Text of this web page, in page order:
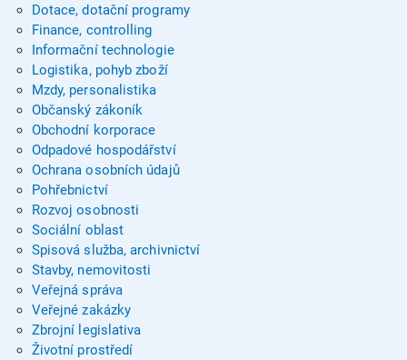
Dotace, dotační programy
Finance, controlling
Informační technologie
Logistika, pohyb zboží
Mzdy, personalistika
Občanský zákoník
Obchodní korporace
Odpadové hospodářství
Ochrana osobních údajů
Pohřebnictví
Rozvoj osobnosti
Sociální oblast
Spisová služba, archivnictví
Stavby, nemovitosti
Veřejná správa
Veřejné zakázky
Zbrojní legislativa
Životní prostředí